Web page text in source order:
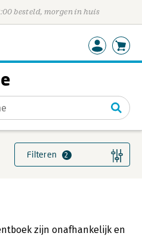
besteld, morgen in huis
Filteren 2
zijn onafhankelijk en